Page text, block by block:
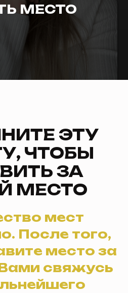
МЕСТО
ЭТУ
ЧТОБЫ
ЗА
МЕСТО
мест
После того,
место за
свяжусь